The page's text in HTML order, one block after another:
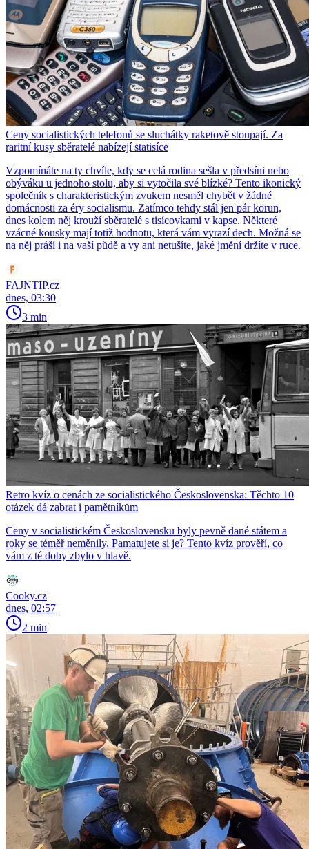
Ceny socialistických telefonů se sluchátky raketově stoupají. Za
raritní kusy sběratelé nabízejí statisíce
Vzpomínáte na ty chvíle, kdy se celá rodina sešla v předsíni nebo
obýváku u jednoho stolu, aby si vytočila své blízké? Tento ikonický
společník s charakteristickým zvukem nesměl chybět v žádné
domácnosti za éry socialismu. Zatímco tehdy stál jen pár korun,
dnes kolem něj krouží sběratelé s tisícovkami v kapse. Některé
vzácné kousky mají totiž hodnotu, která vám vyrazí dech. Možná se
na něj práší i na vaší půdě a vy ani netušíte, jaké jmění držíte v ruce.
FAJNTIP.cz
dnes, 03:30
3 min
Retro kvíz o cenách ze socialistického Československa: Těchto 10
otázek dá zabrat i pamětníkům
Ceny v socialistickém Československu byly pevně dané státem a
roky se téměř neměnily. Pamatujete si je? Tento kvíz prověří, co
vám z té doby zbylo v hlavě.
Cooky.cz
dnes, 02:57
2 min